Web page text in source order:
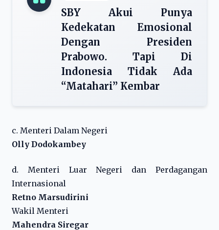
SBY Akui Punya
Kedekatan Emosional
Dengan Presiden
Prabowo. Tapi Di
Indonesia Tidak Ada
“Matahari” Kembar
c. Menteri Dalam Negeri
Olly Dodokambey
d. Menteri Luar Negeri dan Perdagangan
Internasional
Retno Marsudirini
Wakil Menteri
Mahendra Siregar